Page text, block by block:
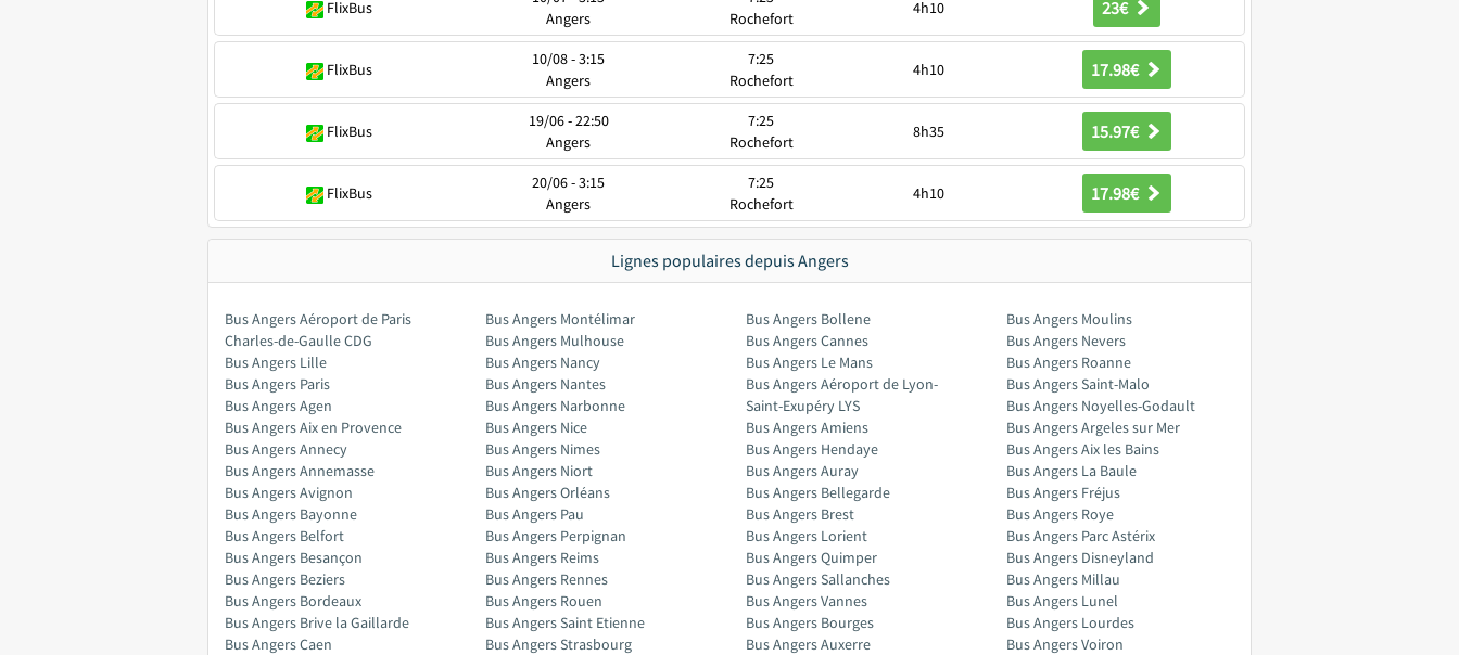
FlixBus
Angers
Rochefort
4h10 23€
FlixBus
10/08 - 3:15
Angers
7:25
Rochefort
4h10 17.98€
FlixBus
19/06 - 22:50
Angers
7:25
Rochefort
8h35 15.97€
FlixBus
20/06 - 3:15
Angers
7:25
Rochefort
4h10 17.98€
Lignes populaires depuis Angers
Bus Angers Aéroport de Paris
Charles-de-Gaulle CDG
Bus Angers Lille
Bus Angers Paris
Bus Angers Agen
Bus Angers Aix en Provence
Bus Angers Annecy
Bus Angers Annemasse
Bus Angers Avignon
Bus Angers Bayonne
Bus Angers Belfort
Bus Angers Besançon
Bus Angers Beziers
Bus Angers Bordeaux
Bus Angers Brive la Gaillarde
Bus Angers Caen
Bus Angers Montélimar
Bus Angers Mulhouse
Bus Angers Nancy
Bus Angers Nantes
Bus Angers Narbonne
Bus Angers Nice
Bus Angers Nimes
Bus Angers Niort
Bus Angers Orléans
Bus Angers Pau
Bus Angers Perpignan
Bus Angers Reims
Bus Angers Rennes
Bus Angers Rouen
Bus Angers Saint Etienne
Bus Angers Strasbourg
Bus Angers Bollene
Bus Angers Cannes
Bus Angers Le Mans
Bus Angers Aéroport de Lyon-
Saint-Exupéry LYS
Bus Angers Amiens
Bus Angers Hendaye
Bus Angers Auray
Bus Angers Bellegarde
Bus Angers Brest
Bus Angers Lorient
Bus Angers Quimper
Bus Angers Sallanches
Bus Angers Vannes
Bus Angers Bourges
Bus Angers Auxerre
Bus Angers Moulins
Bus Angers Nevers
Bus Angers Roanne
Bus Angers Saint-Malo
Bus Angers Noyelles-Godault
Bus Angers Argeles sur Mer
Bus Angers Aix les Bains
Bus Angers La Baule
Bus Angers Fréjus
Bus Angers Roye
Bus Angers Parc Astérix
Bus Angers Disneyland
Bus Angers Millau
Bus Angers Lunel
Bus Angers Lourdes
Bus Angers Voiron